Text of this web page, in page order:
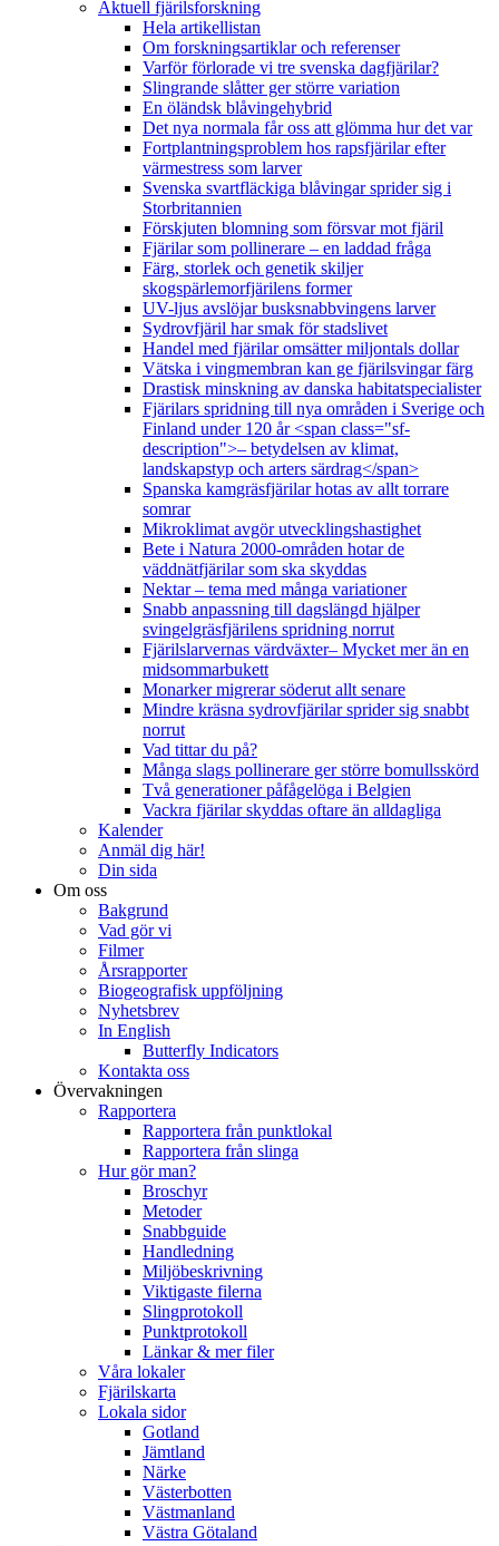
Aktuell fjärilsforskning
Hela artikellistan
Om forskningsartiklar och referenser
Varför förlorade vi tre svenska dagfjärilar?
Slingrande slåtter ger större variation
En öländsk blåvingehybrid
Det nya normala får oss att glömma hur det var
Fortplantningsproblem hos rapsfjärilar efter
värmestress som larver
Svenska svartfläckiga blåvingar sprider sig i
Storbritannien
Förskjuten blomning som försvar mot fjäril
Fjärilar som pollinerare – en laddad fråga
Färg, storlek och genetik skiljer
skogspärlemorfjärilens former
UV-ljus avslöjar busksnabbvingens larver
Sydrovfjäril har smak för stadslivet
Handel med fjärilar omsätter miljontals dollar
Vätska i vingmembran kan ge fjärilsvingar färg
Drastisk minskning av danska habitatspecialister
Fjärilars spridning till nya områden i Sverige och
Finland under 120 år <span class="sf-
description">– betydelsen av klimat,
landskapstyp och arters särdrag</span>
Spanska kamgräsfjärilar hotas av allt torrare
somrar
Mikroklimat avgör utvecklingshastighet
Bete i Natura 2000-områden hotar de
väddnätfjärilar som ska skyddas
Nektar – tema med många variationer
Snabb anpassning till dagslängd hjälper
svingelgräsfjärilens spridning norrut
Fjärilslarvernas värdväxter– Mycket mer än en
midsommarbukett
Monarker migrerar söderut allt senare
Mindre kräsna sydrovfjärilar sprider sig snabbt
norrut
Vad tittar du på?
Många slags pollinerare ger större bomullsskörd
Två generationer påfågelöga i Belgien
Vackra fjärilar skyddas oftare än alldagliga
Kalender
Anmäl dig här!
Din sida
Om oss
Bakgrund
Vad gör vi
Filmer
Årsrapporter
Biogeografisk uppföljning
Nyhetsbrev
In English
Butterfly Indicators
Kontakta oss
Övervakningen
Rapportera
Rapportera från punktlokal
Rapportera från slinga
Hur gör man?
Broschyr
Metoder
Snabbguide
Handledning
Miljöbeskrivning
Viktigaste filerna
Slingprotokoll
Punktprotokoll
Länkar & mer filer
Våra lokaler
Fjärilskarta
Lokala sidor
Gotland
Jämtland
Närke
Västerbotten
Västmanland
Västra Götaland